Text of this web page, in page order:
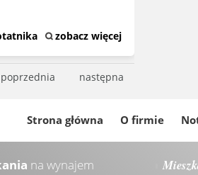
zobacz więcej
poprzednia następna
Strona główna O firmie
na wynajem